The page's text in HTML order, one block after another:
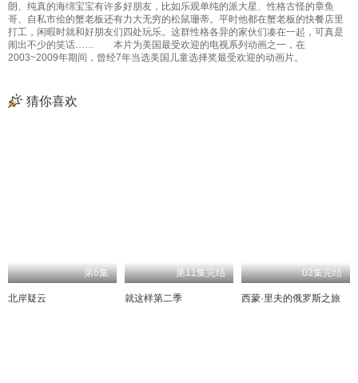
朗、纯真的海绵宝宝有许多好朋友，比如乐观单纯的派大星、性格古怪的章鱼
哥、自私市侩的蟹老板还有力大无穷的松鼠珊蒂。平时他都在蟹老板的快餐店里
打工，闲暇时就和好朋友们四处玩乐。这群性格各异的家伙们凑在一起，可真是
闹出不少的笑话…… 本片为美国最受欢迎的电视系列动画之一，在
2003~2009年期间，曾经7年当选美国儿童选择奖最受欢迎的动画片。
猜你喜欢
第6集
北岸疑云
第11集完结
就这样第二季
03集完结
西蒙·里夫的俄罗斯之旅